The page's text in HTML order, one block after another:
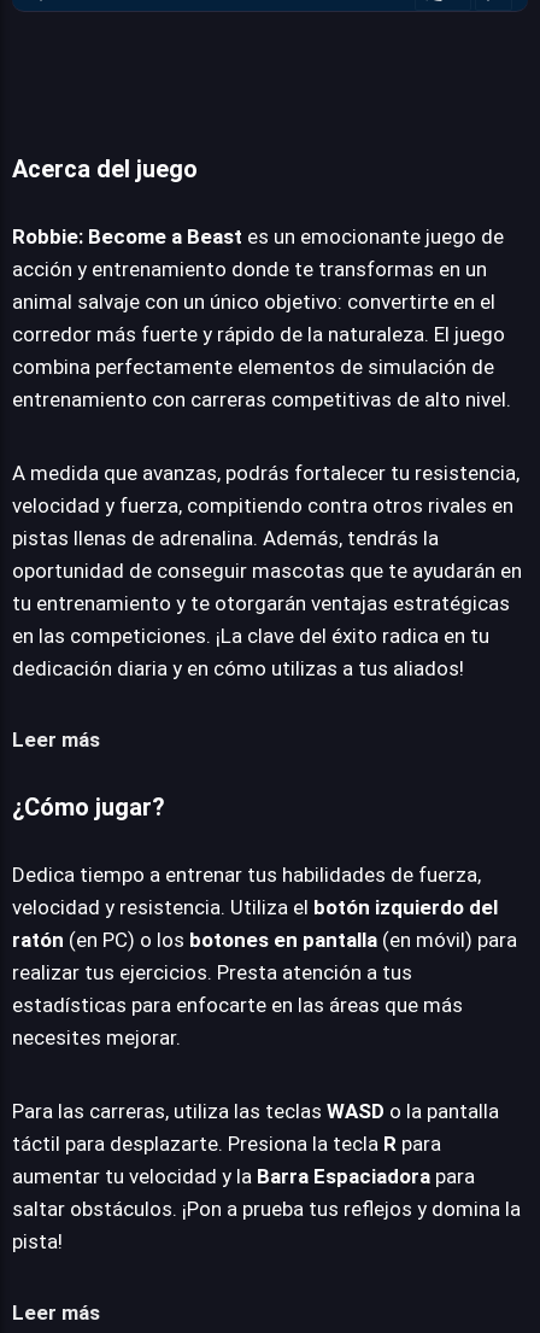
JUEGALO AHORA
Acerca del juego
Robbie: Become a Beast es un emocionante juego de
acción y entrenamiento donde te transformas en un
animal salvaje con un único objetivo: convertirte en el
corredor más fuerte y rápido de la naturaleza. El juego
combina perfectamente elementos de simulación de
entrenamiento con carreras competitivas de alto nivel.
A medida que avanzas, podrás fortalecer tu resistencia,
velocidad y fuerza, compitiendo contra otros rivales en
pistas llenas de adrenalina. Además, tendrás la
oportunidad de conseguir mascotas que te ayudarán en
tu entrenamiento y te otorgarán ventajas estratégicas
en las competiciones. ¡La clave del éxito radica en tu
dedicación diaria y en cómo utilizas a tus aliados!
Leer más
¿Cómo jugar?
Dedica tiempo a entrenar tus habilidades de fuerza,
velocidad y resistencia. Utiliza el botón izquierdo del
ratón (en PC) o los botones en pantalla (en móvil) para
realizar tus ejercicios. Presta atención a tus
estadísticas para enfocarte en las áreas que más
necesites mejorar.
Para las carreras, utiliza las teclas WASD o la pantalla
táctil para desplazarte. Presiona la tecla R para
aumentar tu velocidad y la Barra Espaciadora para
saltar obstáculos. ¡Pon a prueba tus reflejos y domina la
pista!
Leer más